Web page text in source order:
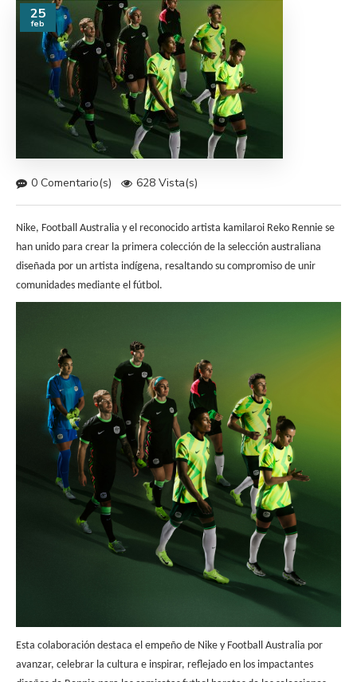
25
feb
0 Comentario(s) 628 Vista(s)
Nike, Football Australia y el reconocido artista kamilaroi Reko Rennie se
han unido para crear la primera colección de la selección australiana
diseñada por un artista indígena, resaltando su compromiso de unir
comunidades mediante el fútbol.
Esta colaboración destaca el empeño de Nike y Football Australia por
avanzar, celebrar la cultura e inspirar, reflejado en los impactantes